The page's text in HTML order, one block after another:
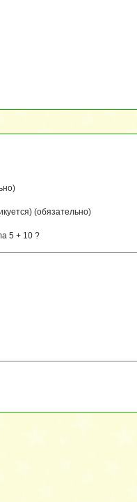
(обязательно)
5 + 10 ?